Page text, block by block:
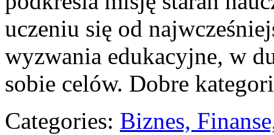
uczeniu się od
wyzwania edukacyjne, w
sobie celów. Dobre
Categories: Biznes,